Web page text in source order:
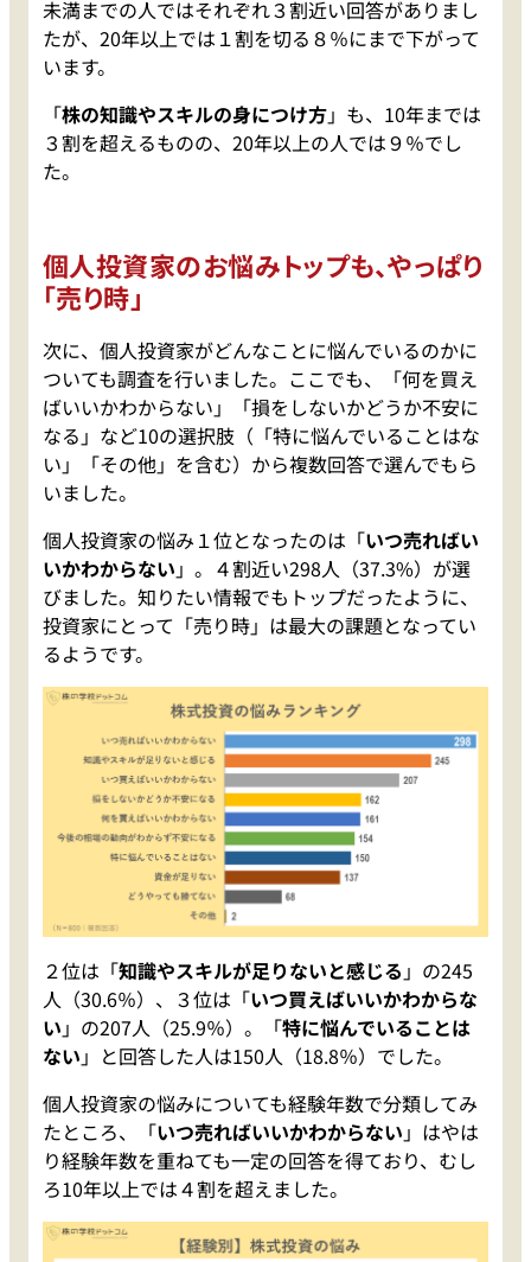
未満までの人ではそれぞれ３割近い回答がありまし
たが、20年以上では１割を切る８％にまで下がって
います。
「株の知識やスキルの身につけ方」も、10年までは
３割を超えるものの、20年以上の人では９％でし
た。
個人投資家のお悩みトップも、やっぱり
「売り時」
次に、個人投資家がどんなことに悩んでいるのかに
ついても調査を行いました。ここでも、「何を買え
ばいいかわからない」「損をしないかどうか不安に
なる」など10の選択肢（「特に悩んでいることはな
い」「その他」を含む）から複数回答で選んでもら
いました。
個人投資家の悩み１位となったのは「いつ売ればい
いかわからない 」。４割近い298人（37.3%）が選
びました。知りたい情報でもトップだったように、
投資家にとって「売り時」は最大の課題となってい
るようです。
２位は「知識やスキルが足りないと感じる 」の245
人（30.6％）、３位は「いつ買えばいいかわからな
い 」の207人（25.9％）。「特に悩んでいることは
ない 」と回答した人は150人（18.8％）でした。
個人投資家の悩みについても経験年数で分類してみ
たところ、「いつ売ればいいかわからない 」はやは
り経験年数を重ねても一定の回答を得ており、むし
ろ10年以上では４割を超えました。